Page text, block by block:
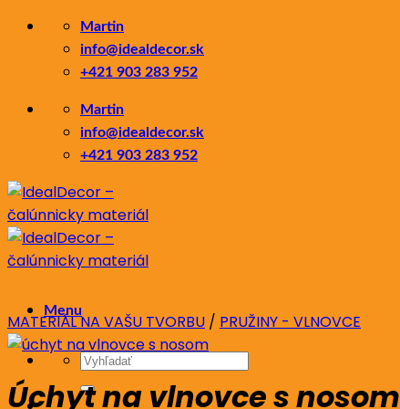
Skip
content
Martin
info@idealdecor.sk
+421 903 283 952
Martin
info@idealdecor.sk
+421 903 283 952
Menu
Hľadať:
MATERIÁL NA VAŠU TVORBU / PRUŽINY - VLNOVCE
Úchyt na vlnovce s nosom